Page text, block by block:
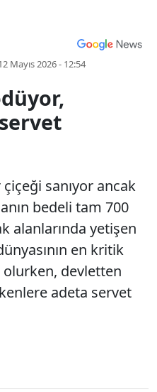
Mayıs 2026 - 12:54
sanıyor ancak
bedeli tam 700
alanlarında yetişen
en kritik
olurken, devletten
adeta servet